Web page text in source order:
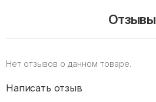
Отзывы
Нет отзывов о данном товаре.
Написать отзыв